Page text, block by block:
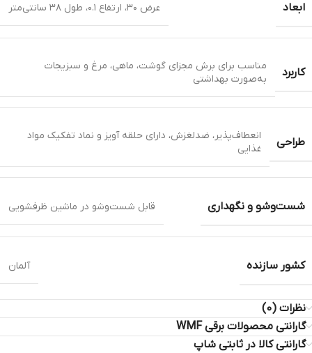
ابعاد عرض ۳۰، ارتفاع ۰.۱، طول ۳۸ سانتی‌متر
کاربرد
مناسب برای برش مجزای گوشت، ماهی، مرغ و سبزیجات
به‌صورت بهداشتی
طراحی
انعطاف‌پذیر، ضدلغزش، دارای حلقه آویز و نماد تفکیک مواد
غذایی
شست‌وشو و نگهداری قابل شست‌وشو در ماشین ظرفشویی
کشور سازنده آلمان
نظرات (0)
گارانتی محصولات برقی WMF
گارانتی کالا در ثابتی شاپ